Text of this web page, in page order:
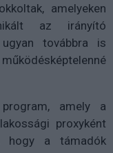
amelyeken
az irányító
továbbra is
amely a
proxyként
hogy a támadók